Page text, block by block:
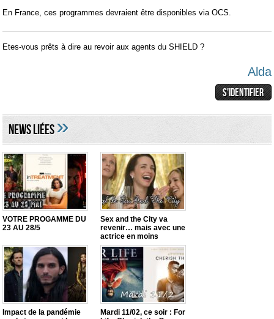
En France, ces programmes devraient être disponibles via OCS.
Etes-vous prêts à dire au revoir aux agents du SHIELD ?
Alda
NEWS LIéES»
VOTRE PROGAMME DU
23 AU 28/5
Sex and the City va
revenir… mais avec une
actrice en moins
Impact de la pandémie
Mardi 11/02, ce soir : For